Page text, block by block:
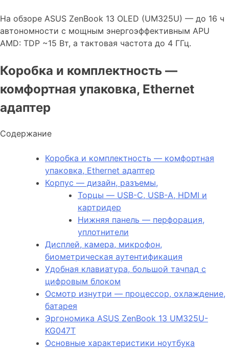
На обзоре ASUS ZenBook 13 OLED (UM325U) — до 16 ч
автономности с мощным энергоэффективным APU
AMD: TDP ~15 Вт, а тактовая частота до 4 ГГц.
Коробка и комплектность —
комфортная упаковка, Ethernet
адаптер
Содержание
Коробка и комплектность — комфортная
упаковка, Ethernet адаптер
Корпус — дизайн, разъемы,
Торцы — USB-C, USB-A, HDMI и
картридер
Нижняя панель — перфорация,
уплотнители
Дисплей, камера, микрофон,
биометрическая аутентификация
Удобная клавиатура, большой тачпад с
цифровым блоком
Осмотр изнутри — процессор, охлаждение,
батарея
Эргономика ASUS ZenBook 13 UM325U-
KG047T
Основные характеристики ноутбука